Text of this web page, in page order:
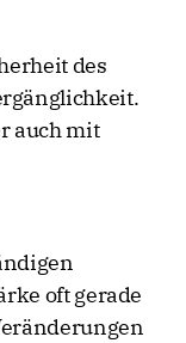
des
auch mit
oft gerade